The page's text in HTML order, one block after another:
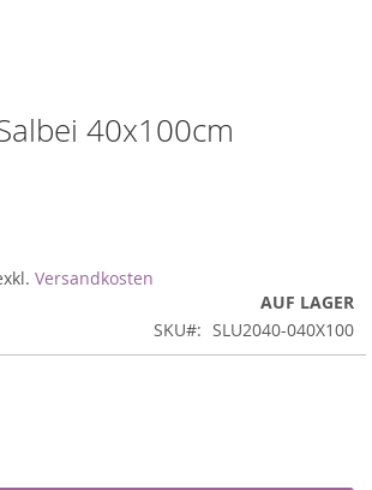
40x100cm
Versandkosten
AUF LAGER
SKU
SLU2040-040X100